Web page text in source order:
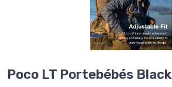
Poco LT Portebébés Black